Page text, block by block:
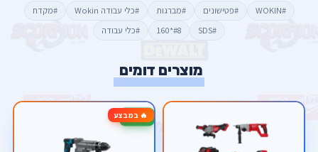
#WOKIN #פטישונים #מברגות #כלי עבודה Wokin
#מקדח
#SDS
#8*160 #כלי עבודה
מוצרים דומים
🔥 במבצע-63%